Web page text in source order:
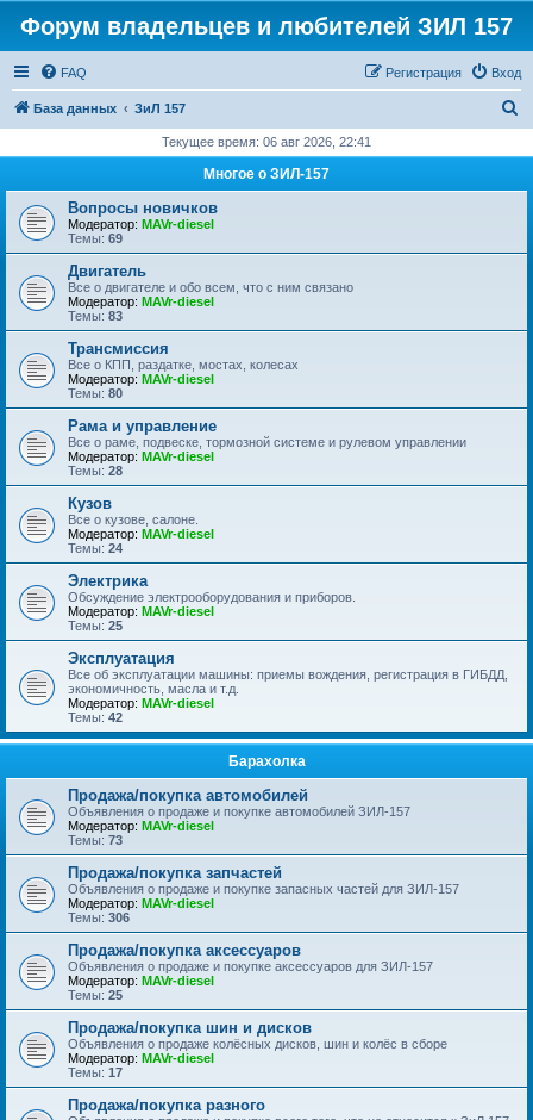
Форум владельцев и любителей ЗИЛ 157
FAQ Вход
Регистрация
База данных ЗиЛ 157
с
Текущее время: 06 авг 2026, 22:41
Многое о ЗИЛ-157
Вопросы новичков
Модератор: MAVr-diesel
Темы: 69
Двигатель
Все о двигателе и обо всем, что с ним связано
Модератор: MAVr-diesel
Темы: 83
Трансмиссия
Все о КПП, раздатке, мостах, колесах
Модератор: MAVr-diesel
Темы: 80
Рама и управление
Все о раме, подвеске, тормозной системе и рулевом управлении
Модератор: MAVr-diesel
Темы: 28
Кузов
Все о кузове, салоне.
Модератор: MAVr-diesel
Темы: 24
Электрика
Обсуждение электрооборудования и приборов.
Модератор: MAVr-diesel
Темы: 25
Эксплуатация
Все об эксплуатации машины: приемы вождения, регистрация в ГИБДД,
экономичность, масла и т.д.
Модератор: MAVr-diesel
Темы: 42
Барахолка
Продажа/покупка автомобилей
Объявления о продаже и покупке автомобилей ЗИЛ-157
Модератор: MAVr-diesel
Темы: 73
Продажа/покупка запчастей
Объявления о продаже и покупке запасных частей для ЗИЛ-157
Модератор: MAVr-diesel
Темы: 306
Продажа/покупка аксессуаров
Объявления о продаже и покупке аксессуаров для ЗИЛ-157
Модератор: MAVr-diesel
Темы: 25
Продажа/покупка шин и дисков
Объявления о продаже колёсных дисков, шин и колёс в сборе
Модератор: MAVr-diesel
Темы: 17
Продажа/покупка разного